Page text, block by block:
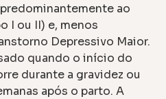
ao
I ou II) e, menos
Depressivo Maior.
quando o início do
durante a gravidez ou
após o parto. A